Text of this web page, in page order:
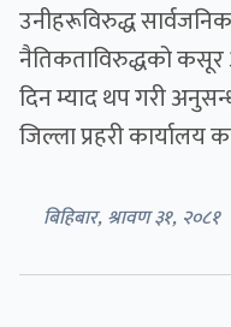
उनीहरूविरुद्ध
नैतिकताविरुद्धको कसूर
दिन म्याद थप गरी
जिल्ला प्रहरी
बिहिबार, श्रावण ३१, २०८१